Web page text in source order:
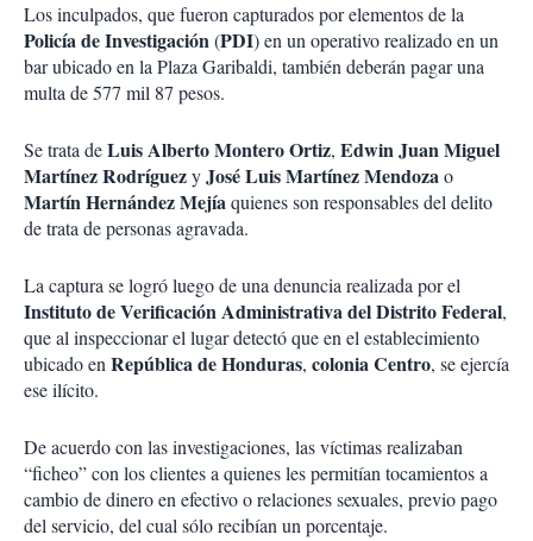
Los inculpados, que fueron capturados por elementos de la
Policía de Investigación(PDI) en un operativo realizado en un
bar ubicado en la Plaza Garibaldi, también deberán pagar una
multa de 577 mil 87 pesos.
Se trata deLuis Alberto Montero Ortiz, Edwin Juan Miguel
MartínezRodríguezyJosé Luis Martínez Mendozao
Martín Hernández Mejíaquienes son responsables del delito
de trata de personas agravada.
La captura se logró luego de una denuncia realizada por el
Instituto de Verificación Administrativa del Distrito Federal,
que al inspeccionar el lugar detectó que en el establecimiento
ubicado enRepública de Honduras, coloniaCentro, se ejercía
ese ilícito.
De acuerdo con las investigaciones, las víctimas realizaban
“ficheo” con los clientes a quienes les permitían tocamientos a
cambio de dinero en efectivo o relaciones sexuales, previo pago
del servicio, del cual sólo recibían un porcentaje.